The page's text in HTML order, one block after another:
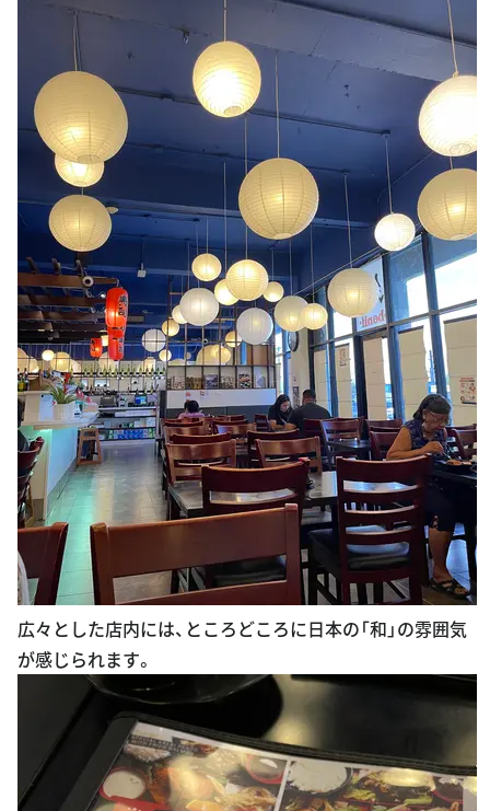
広々とした店内には、ところどころに日本の「和」の雰囲気
が感じられます。